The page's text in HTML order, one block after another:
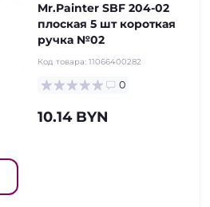
Mr.Painter SBF 204-02
плоская 5 шт короткая
ручка №02
Код товара: 11066400282
0
10.14 BYN